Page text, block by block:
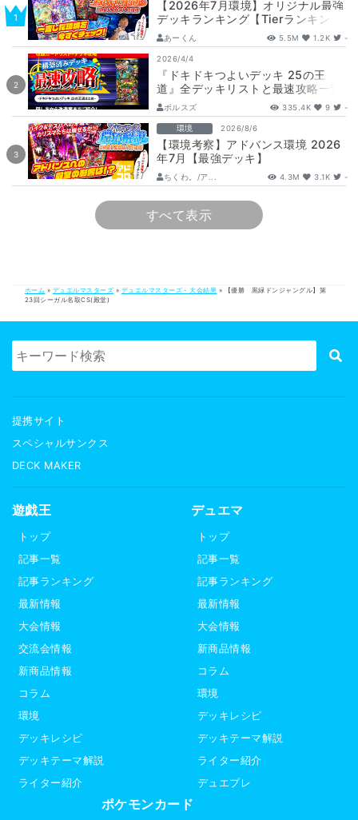
【2026年7月環境】オリジナル最強
デッキランキング【Tierランキン
グ】
あーくん 5.5M 1.2K -
2026/4/4
『ドキドキつよいデッキ 25の王
道』全デッキリストと最速攻略一覧
【DM26-SD1】
ボルスズ 335.4K 9 -
環境 2026/8/6
【環境考察】アドバンス環境 2026
年7月【最強デッキ】
ちくわ。/ア... 4.3M 3.1K -
すべて表示
ホーム » デュエルマスターズ » デュエルマスターズ - 大会結果 »
【優勝 黒緑ドンジャングル】第
23回シーガル名取CS(殿堂)
提携サイト
スペシャルサンクス
DECK MAKER
遊戯王
トップ
記事一覧
記事ランキング
最新情報
大会情報
交流会情報
新商品情報
コラム
環境
デッキレシピ
デッキテーマ解説
ライター紹介
デュエマ
トップ
記事一覧
記事ランキング
最新情報
大会情報
新商品情報
コラム
環境
デッキレシピ
デッキテーマ解説
ライター紹介
デュエプレ
ポケモンカード